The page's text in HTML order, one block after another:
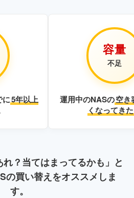
に5年以上
容量
不足
運用中のNASの空き
くなってきた
？当てはまってるかも」と
の買い替えをオススメしま
す。